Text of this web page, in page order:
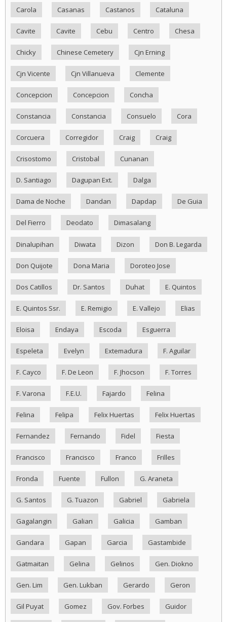
Carola Casanas Castanos Cataluna
Cavite Cavite Cebu Centro Chesa
Chicky Chinese Cemetery Cjn Erning
Cjn Vicente Cjn Villanueva Clemente
Concepcion Concepcion Concha
Constancia Constancia Consuelo Cora
Corcuera Corregidor Craig Craig
Crisostomo Cristobal Cunanan
D. Santiago Dagupan Ext. Dalga
Dama de Noche Dandan Dapdap De Guia
Del Fierro Deodato Dimasalang
Dinalupihan Diwata Dizon Don B. Legarda
Don Quijote Dona Maria Doroteo Jose
Dos Catillos Dr. Santos Duhat E. Quintos
E. Quintos Ssr. E. Remigio E. Vallejo Elias
Eloisa Endaya Escoda Esguerra
Espeleta Evelyn Extemadura F. Aguilar
F. Cayco F. De Leon F. Jhocson F. Torres
F. Varona F.E.U. Fajardo Felina
Felina Felipa Felix Huertas Felix Huertas
Fernandez Fernando Fidel Fiesta
Francisco Francisco Franco Frilles
Fronda Fuente Fullon G. Araneta
G. Santos G. Tuazon Gabriel Gabriela
Gagalangin Galian Galicia Gamban
Gandara Gapan Garcia Gastambide
Gatmaitan Gelina Gelinos Gen. Diokno
Gen. Lim Gen. Lukban Gerardo Geron
Gil Puyat Gomez Gov. Forbes Guidor